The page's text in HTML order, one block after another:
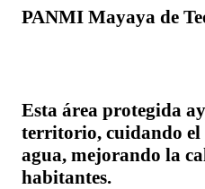
PANMI Mayaya de
Esta área protegida
territorio, cuidando el
agua, mejorando la
habitantes.